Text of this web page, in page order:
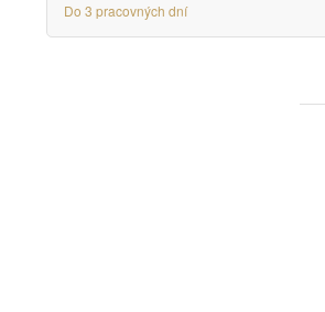
Do 3 pracovných dní